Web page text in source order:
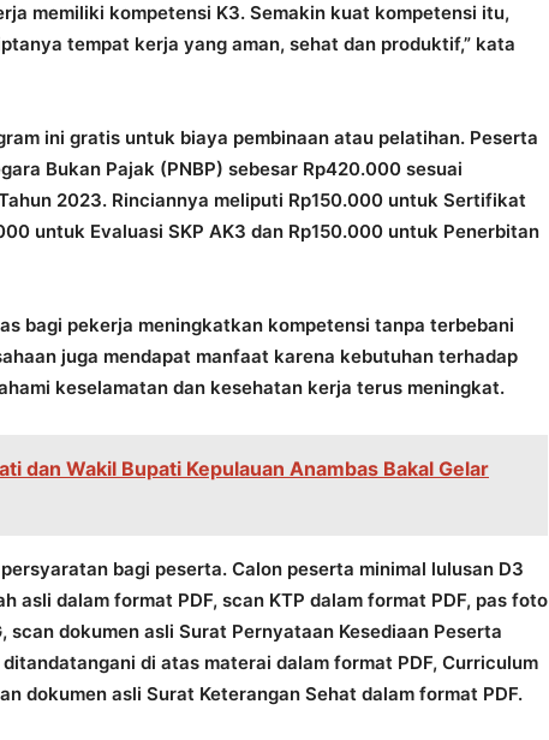
memiliki kompetensi K3. Semakin kuat kompetensi itu,
tempat kerja yang aman, sehat dan produktif,” kata
ini gratis untuk biaya pembinaan atau pelatihan. Peserta
Bukan Pajak (PNBP) sebesar Rp420.000 sesuai
2023. Rinciannya meliputi Rp150.000 untuk Sertifikat
untuk Evaluasi SKP AK3 dan Rp150.000 untuk Penerbitan
bagi pekerja meningkatkan kompetensi tanpa terbebani
juga mendapat manfaat karena kebutuhan terhadap
keselamatan dan kesehatan kerja terus meningkat.
dan Wakil Bupati Kepulauan Anambas Bakal Gelar
bagi peserta. Calon peserta minimal lulusan D3
asli dalam format PDF, scan KTP dalam format PDF, pas foto
scan dokumen asli Surat Pernyataan Kesediaan Peserta
di atas materai dalam format PDF, Curriculum
dokumen asli Surat Keterangan Sehat dalam format PDF.